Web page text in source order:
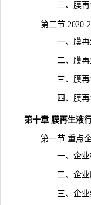
三、膜再生
第二节 2020-
一、膜再生
二、膜再生
三、膜再生
四、膜再生
第十章 膜再生液
第一节 重点企
一、企业
二、企业膜
三、企业经